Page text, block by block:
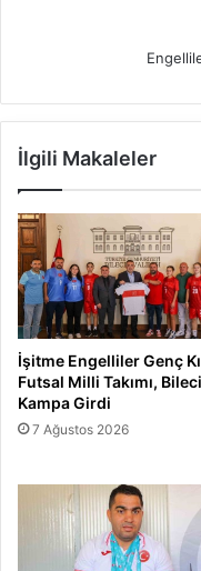
İlgili Makaleler
İşitme Engelliler Genç
Futsal Milli Takımı,
Kampa Girdi
7 Ağustos 2026